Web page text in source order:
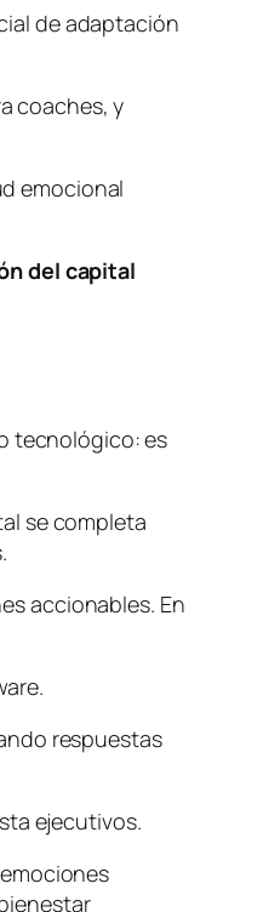
de adaptación
coaches, y
emocional
del capital
tecnológico: es
se completa
accionables. En
respuestas
ejecutivos.